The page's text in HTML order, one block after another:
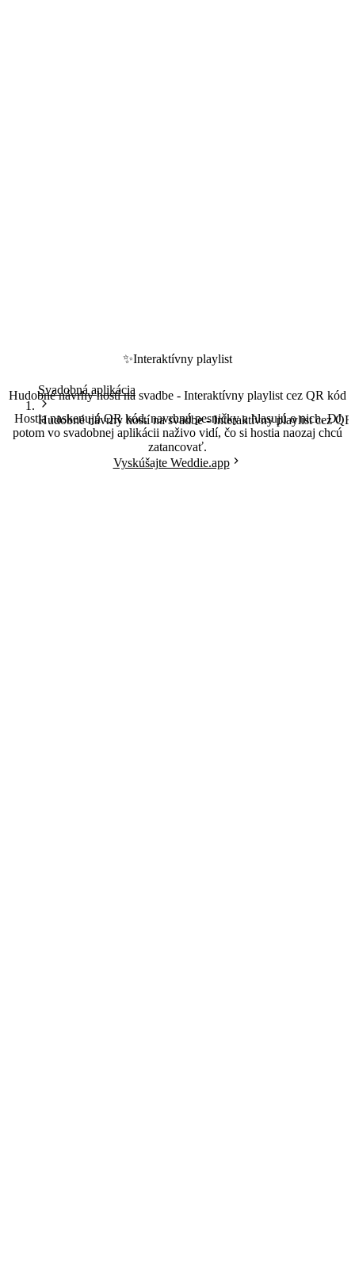
Svadobná aplikácia
Hudobné návrhy hostí na svadbe - Interaktívny playlist cez
✨Interaktívny playlist
Hudobné návrhy hostí na svadbe - Interaktívny playlist cez QR kód
Hostia naskenujú QR kód, navrhnú pesničky a hlasujú o nich. DJ
potom vo svadobnej aplikácii naživo vidí, čo si hostia naozaj chcú
zatancovať.
Vyskúšajte Weddie.app